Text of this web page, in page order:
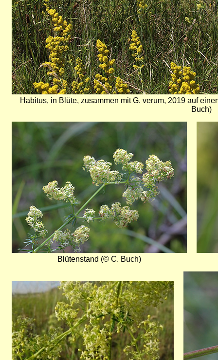
Habitus, in Blüte, zusammen mit G. verum, 2019 auf
Buch)
Bild
Blütenstand (© C. Buch)
Bild